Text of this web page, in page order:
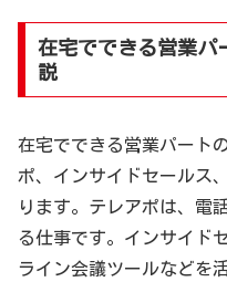
在宅でできる営業パ
説
在宅でできる営業パート
ポ、インサイドセールス
ります。テレアポは、電
る仕事です。インサイド
ライン会議ツールなどを